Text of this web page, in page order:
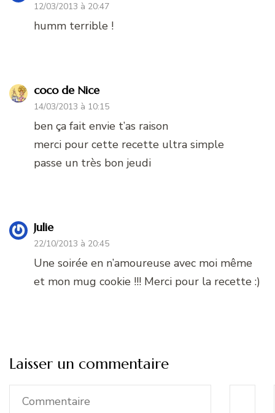
12/03/2013 à 20:47
humm terrible !
coco de Nice
14/03/2013 à 10:15
ben ça fait envie t’as raison
merci pour cette recette ultra simple
passe un très bon jeudi
Julie
22/10/2013 à 20:45
Une soirée en n’amoureuse avec moi même
et mon mug cookie !!! Merci pour la recette :)
Laisser un commentaire